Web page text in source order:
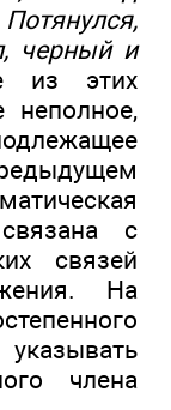
черный и
из этих
неполное,
с
связей
На
члена